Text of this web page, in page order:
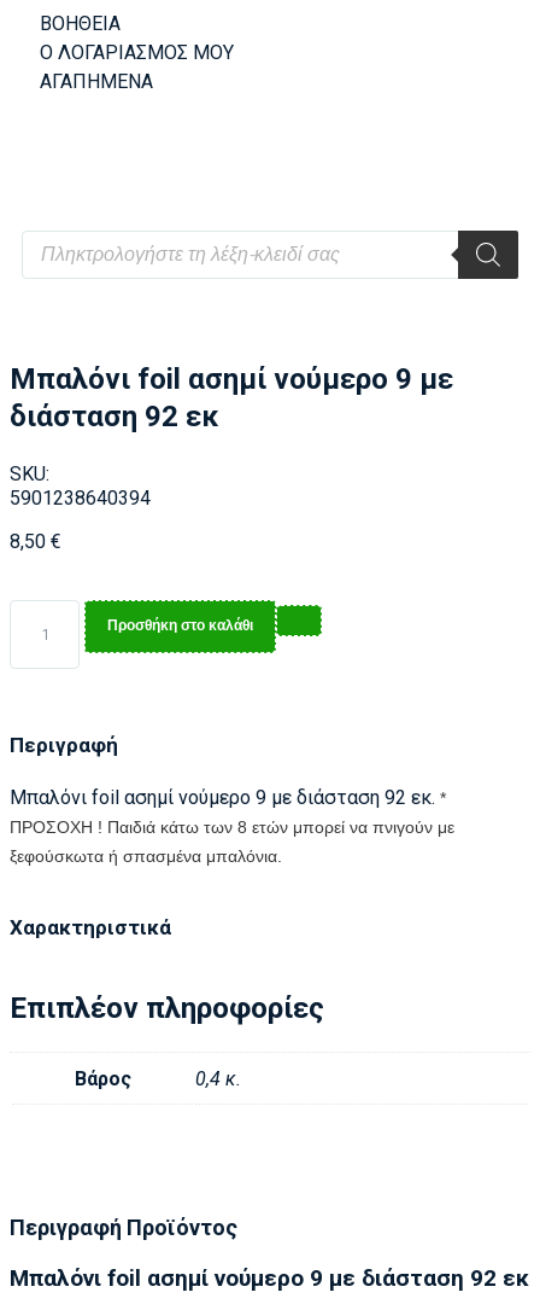
ΒΟΗΘΕΙΑ
Ο ΛΟΓΑΡΙΑΣΜΟΣ ΜΟΥ
ΑΓΑΠΗΜΕΝΑ
Μπαλόνι foil ασημί νούμερο 9 με
διάσταση 92 εκ
SKU:
5901238640394
8,50 €
Προσθήκη στο καλάθι
Περιγραφή
Μπαλόνι foil ασημί νούμερο 9 με διάσταση 92 εκ. *
ΠΡΟΣΟΧΗ ! Παιδιά κάτω των 8 ετών μπορεί να πνιγούν με
ξεφούσκωτα ή σπασμένα μπαλόνια.
Χαρακτηριστικά
Επιπλέον πληροφορίες
Βάρος 0,4 κ.
Περιγραφή Προϊόντος
Μπαλόνι foil ασημί νούμερο 9 με διάσταση 92 εκ